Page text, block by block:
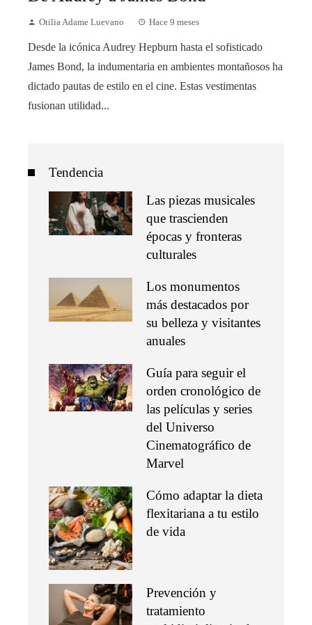
Otilia Adame Luevano Hace 9 meses
Desde la icónica Audrey Hepburn hasta el sofisticado
James Bond, la indumentaria en ambientes montañosos ha
dictado pautas de estilo en el cine. Estas vestimentas
fusionan utilidad...
Tendencia
Las piezas musicales
que trascienden
épocas y fronteras
culturales
Los monumentos
más destacados por
su belleza y visitantes
anuales
Guía para seguir el
orden cronológico de
las películas y series
del Universo
Cinematográfico de
Marvel
Cómo adaptar la dieta
flexitariana a tu estilo
de vida
Prevención y
tratamiento